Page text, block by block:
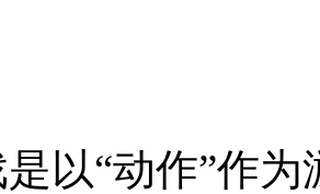
以“动作”作